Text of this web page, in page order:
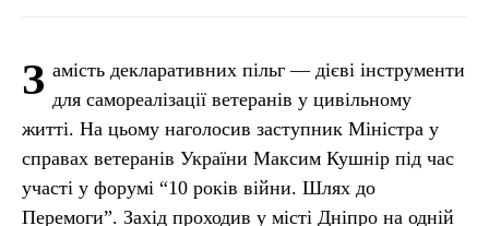
З амість декларативних пільг — дієві інструменти
для самореалізації ветеранів у цивільному
житті. На цьому наголосив заступник Міністра у
справах ветеранів України Максим Кушнір під час
участі у форумі “10 років війни. Шлях до
Перемоги”. Захід проходив у місті Дніпро на одній